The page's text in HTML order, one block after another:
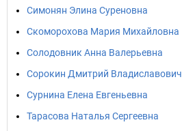
Симонян Элина Суреновна
Скоморохова Мария Михайловна
Солодовник Анна Валерьевна
Сорокин Дмитрий Владиславович
Сурнина Елена Евгеньевна
Тарасова Наталья Сергеевна